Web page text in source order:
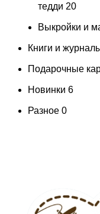
тедди 20
Выкройки и
Книги и
Подарочные
Новинки 6
Разное 0